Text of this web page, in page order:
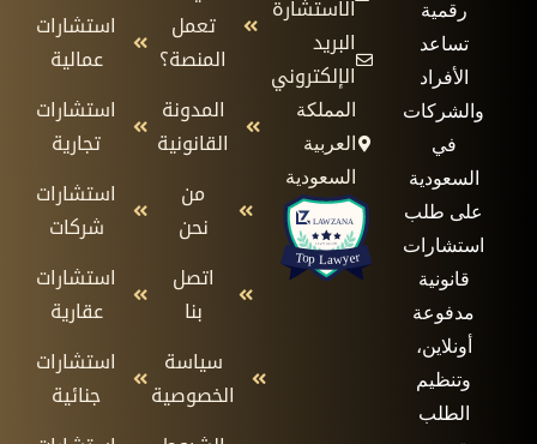
رقمية
تساعد
الأفراد
والشركات
في
السعودية
على طلب
استشارات
قانونية
مدفوعة
أونلاين،
وتنظيم
الطلب
تعمل
المنصة؟
المدونة
القانونية
من
نحن
اتصل
بنا
سياسة
الخصوصية
استشارات
عمالية
استشارات
تجارية
استشارات
شركات
استشارات
عقارية
استشارات
جنائية
الاستشارة
البريد
الإلكتروني
المملكة
العربية
السعودية